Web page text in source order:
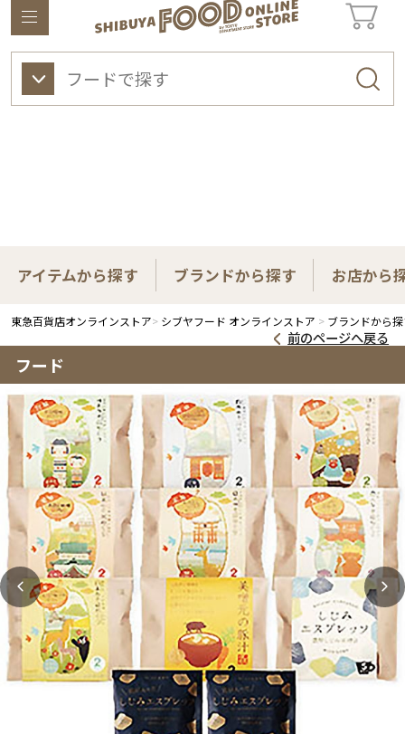
東急百貨店オンラインストアについて
ワイン ビューティー ギフト&ライフスタイル
アイテムから探す ブランドから探す お店から
東急百貨店オンラインストア シブヤフード オンラインストア ブランドから
前のページへ戻る
フード